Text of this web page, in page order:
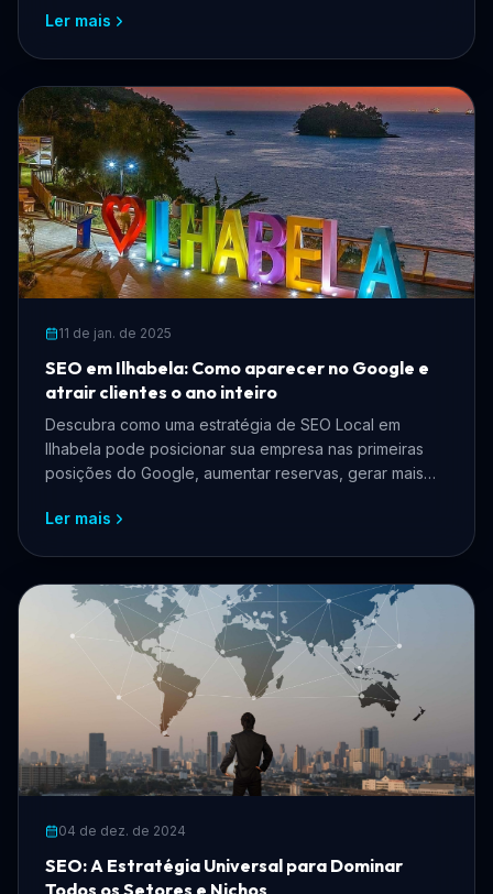
Ler mais
11 de jan. de 2025
SEO em Ilhabela: Como aparecer no Google e
atrair clientes o ano inteiro
Descubra como uma estratégia de SEO Local em
Ilhabela pode posicionar sua empresa nas primeiras
posições do Google, aumentar reservas, gerar mais
Ler mais
04 de dez. de 2024
SEO: A Estratégia Universal para Dominar
Todos os Setores e Nichos